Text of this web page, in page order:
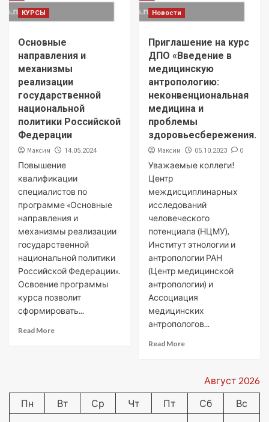
КУРСЫ
Основные
направления и
механизмы
реализации
государственной
национальной
политики Российской
Федерации
Максим 14.05.2024
Повышение
квалификации
специалистов по
программе «Основные
направления и
механизмы реализации
государственной
национальной политики
Российской Федерации».
Освоение программы
курса позволит
сформировать...
Read More
Новости
Приглашение на курс
ДПО «Введение в
медицинскую
антропологию:
неконвенциональная
медицина и
проблемы
здоровьесбережения.
Максим 05.10.2023 0
Уважаемые коллеги!
Центр
междисциплинарных
исследований
человеческого
потенциала (НЦМУ),
Институт этнологии и
антропологии РАН
(Центр медицинской
антропологии) и
Ассоциация
медицинских
антропологов...
Read More
Август 2026
Пн
Вт Ср Чт Пт Сб
Вс